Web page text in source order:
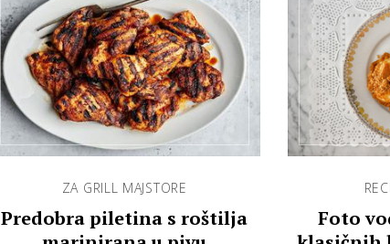
ZA GRILL MAJSTORE
Predobra piletina s roštilja
Foto